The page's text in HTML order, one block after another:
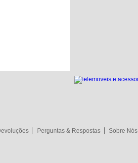
Perguntas & Respostas
Sobre Nós